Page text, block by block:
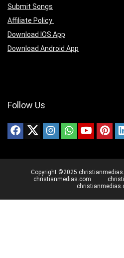
Submit Songs
Affiliate Policy
Download IOS App
Download Android App
Follow Us
Copyright ©2025
christianmedias.com